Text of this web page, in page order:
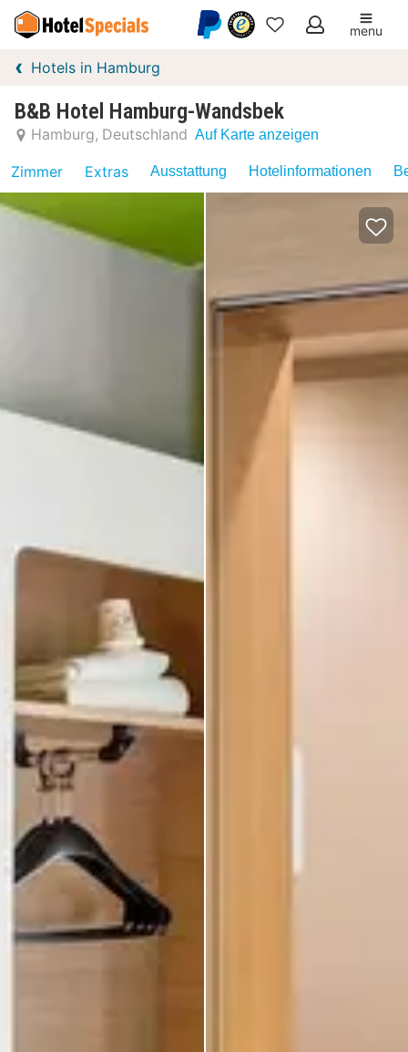
Meine
menu
Hotels in Hamburg
B&B Hotel Hamburg-Wandsbek
Hamburg Deutschland Auf Karte anzeigen
Zimmer Extras Ausstattung Hotelinformationen